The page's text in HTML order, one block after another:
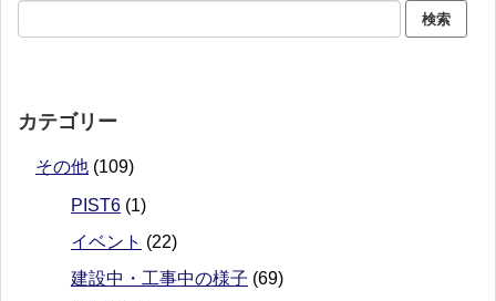
カテゴリー
その他 (109)
PIST6 (1)
イベント (22)
建設中・工事中の様子 (69)